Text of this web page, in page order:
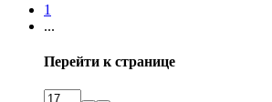
1
...
Перейти к странице